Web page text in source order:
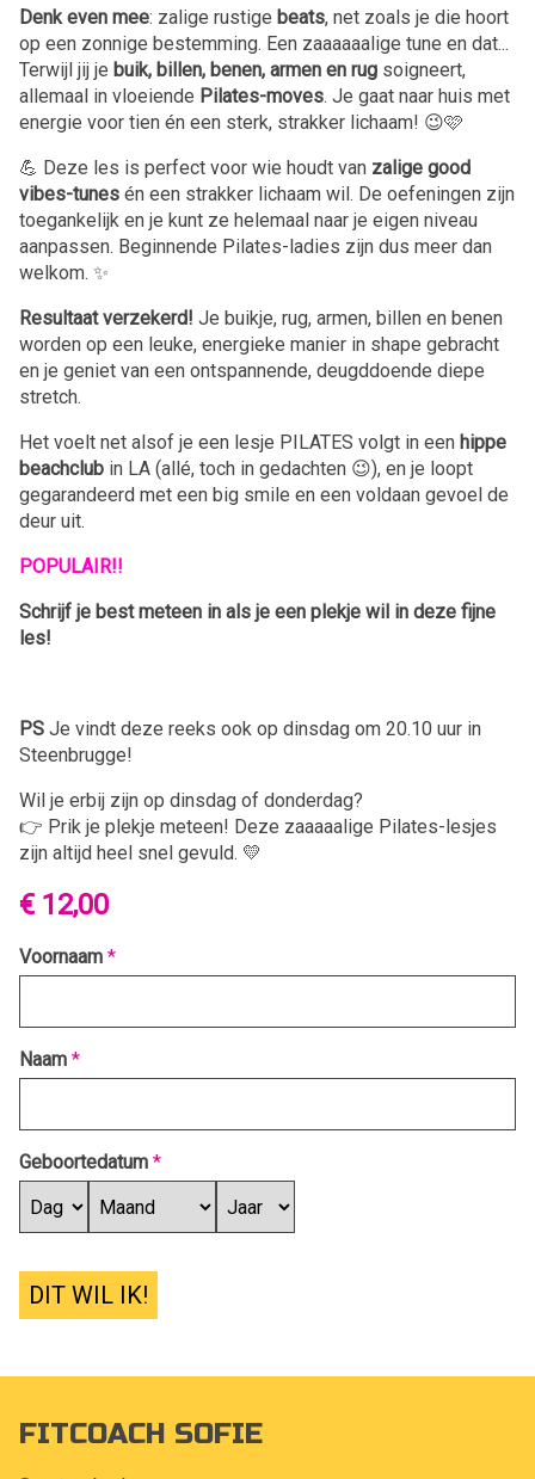
Denk even mee: zalige rustige beats, net zoals je die hoort
op een zonnige bestemming. Een zaaaaaalige tune en dat...
Terwijl jij je buik, billen, benen, armen en rug soigneert,
allemaal in vloeiende Pilates-moves. Je gaat naar huis met
energie voor tien én een sterk, strakker lichaam! 😉🩷
💪 Deze les is perfect voor wie houdt van zalige good
vibes-tunes én een strakker lichaam wil. De oefeningen zijn
toegankelijk en je kunt ze helemaal naar je eigen niveau
aanpassen. Beginnende Pilates-ladies zijn dus meer dan
welkom. ✨
Resultaat verzekerd! Je buikje, rug, armen, billen en benen
worden op een leuke, energieke manier in shape gebracht
en je geniet van een ontspannende, deugddoende diepe
stretch.
Het voelt net alsof je een lesje PILATES volgt in een hippe
beachclub in LA (allé, toch in gedachten 😉), en je loopt
gegarandeerd met een big smile en een voldaan gevoel de
deur uit.
POPULAIR!!
Schrijf je best meteen in als je een plekje wil in deze fijne
les!
PS Je vindt deze reeks ook op dinsdag om 20.10 uur in
Steenbrugge!
Wil je erbij zijn op dinsdag of donderdag?
👉 Prik je plekje meteen! Deze zaaaaalige Pilates-lesjes
zijn altijd heel snel gevuld. 💛
€ 12,00
Voornaam *
Naam *
Geboortedatum *
DIT WIL IK!
FITCOACH SOFIE